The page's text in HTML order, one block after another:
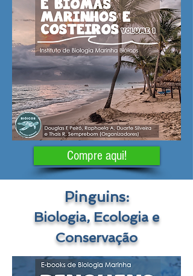
Compre aqui!
Pinguins:
Biologia, Ecologia e
Conservação